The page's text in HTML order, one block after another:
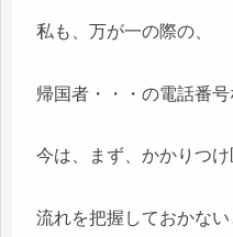
私も、万が一の際の、
帰国者・・・の電話番号
今は、まず、かかりつけ
流れを把握しておかない